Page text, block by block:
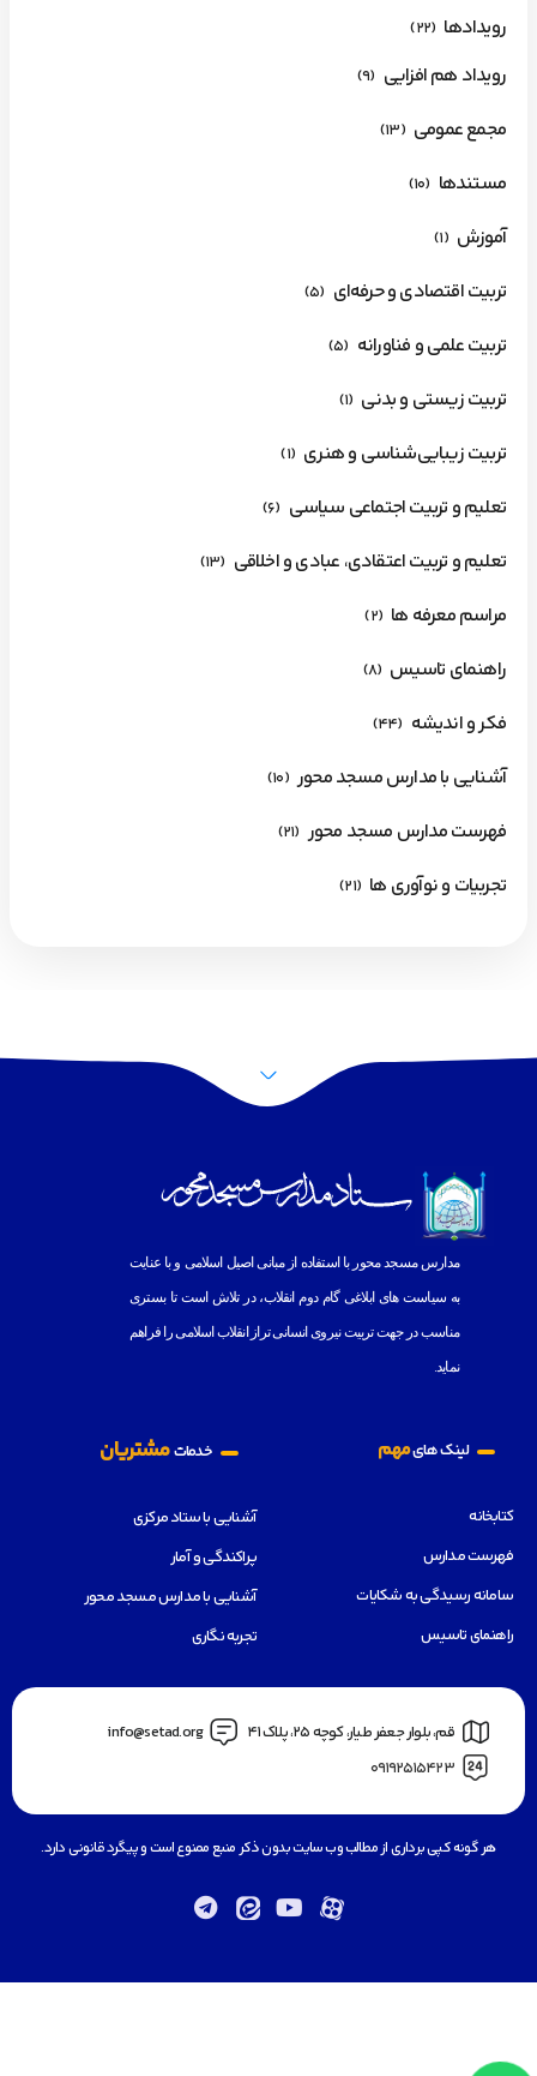
رویدادها (22)
رویداد هم افزایی (9)
مجمع عمومی (13)
مستندها (10)
آموزش (1)
تربیت اقتصادی و حرفه‌ای (5)
تربیت علمی و فناورانه (5)
تربیت زیستی و بدنی (1)
تربیت زیبایی‌شناسی و هنری (1)
تعلیم و تربیت اجتماعی سیاسی (6)
تعلیم و تربیت اعتقادی، عبادی و اخلاقی (13)
مراسم معرفه ها (2)
راهنمای تاسیس (8)
فکر و اندیشه (44)
آشنایی با مدارس مسجد محور (10)
فهرست مدارس مسجد محور (21)
تجربیات و نوآوری ها (21)
مدارس مسجد محور با استفاده از مبانى اصيل اسلامى و با عنايت
بهسياست هاى ابلاغى گام دوم انقلاب، در تلاش است تا بسترى
مناسب در جهت تربيت نيروى انسانى تراز انقلاب اسلامى را فراهم
نمايد.
لینک هایمهم
کتابخانه
فهرست مدارس
سامانه رسیدگی به شکایات
راهنمای تاسیس
خدماتمشتریان
آشنایی با ستاد مرکزی
پراکندگی و آمار
آشنایی با مدارس مسجد محور
تجربه نگاری
قم، بلوار جعفر طيار، كوچه ٢٥، پلاک 41
info@setad.org
09192515423
هر گونه کپی برداری از مطالب وب سایت بدون ذکر منبع ممنوع است و پیگرد قانونی دارد.